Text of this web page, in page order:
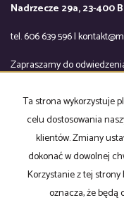
Nadrzecze 29a, 23-400
tel. 606 639 596 |
Zapraszamy do
Mieszkaniana
Domyna
Działkina
Lokalena
Halena wynajem
Obiektyna
na
Ta strona wykorzystuje
celu dostosowania
klientów. Zmiany
dokonać w dowolnej
Korzystanie z tej
oznacza, że będą